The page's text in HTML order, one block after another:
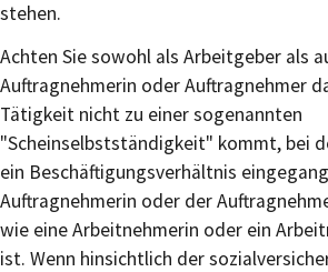
stehen.
Achten Sie sowohl als Arbeitgeber als
Auftragnehmerin oder Auftragnehmer
Tätigkeit nicht zu einer sogenannten
"Scheinselbstständigkeit" kommt, bei
ein Beschäftigungsverhältnis
Auftragnehmerin oder der
wie eine Arbeitnehmerin oder ein
ist. Wenn hinsichtlich der